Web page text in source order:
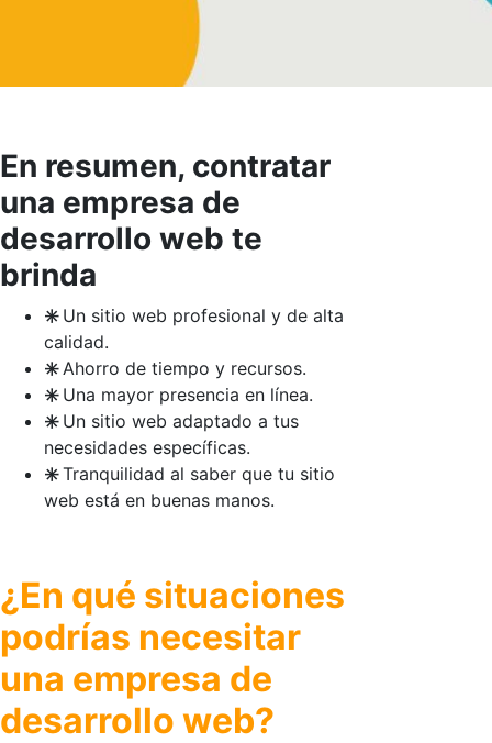
En resumen, contratar
una empresa de
desarrollo web te
brinda
✳️ Un sitio web profesional y de alta
calidad.
✳️ Ahorro de tiempo y recursos.
✳️ Una mayor presencia en línea.
✳️ Un sitio web adaptado a tus
necesidades específicas.
✳️Tranquilidad al saber que tu sitio
web está en buenas manos.
¿En qué situaciones
podrías necesitar
una empresa de
desarrollo web?